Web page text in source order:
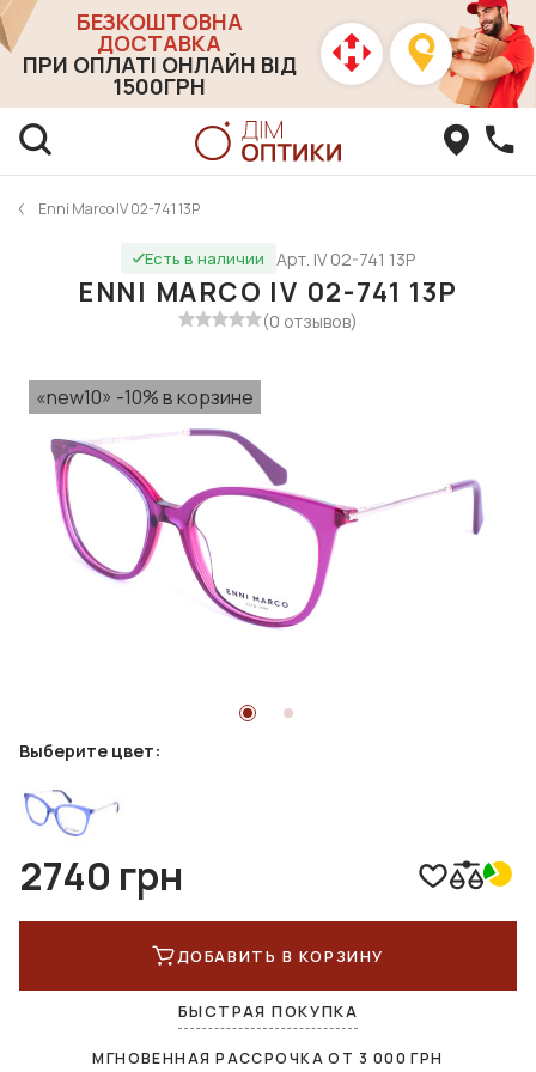
БЕЗКОШТОВНА
ДОСТАВКА
ПРИ ОПЛАТІ ОНЛАЙН ВІД
1500ГРН
Enni Marco IV 02-741 13P
Есть в наличии Арт. IV 02-741 13P
ENNI MARCO IV 02-741 13P
(0 отзывов)
«new10» -10% в корзине
Выберите цвет:
2740 грн
ДОБАВИТЬ В КОРЗИНУ
БЫСТРАЯ ПОКУПКА
МГНОВЕННАЯ РАССРОЧКА ОТ 3 000 ГРН